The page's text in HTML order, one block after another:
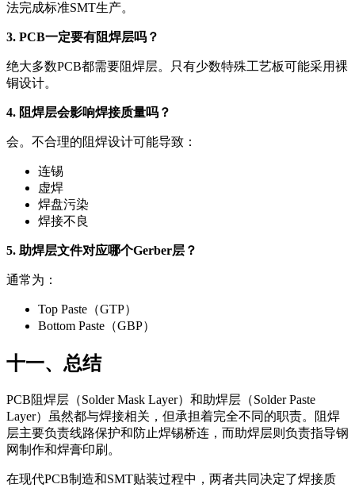
法完成标准SMT生产。
3. PCB一定要有阻焊层吗？
绝大多数PCB都需要阻焊层。只有少数特殊工艺板可能采用裸
铜设计。
4. 阻焊层会影响焊接质量吗？
会。不合理的阻焊设计可能导致：
连锡
虚焊
焊盘污染
焊接不良
5. 助焊层文件对应哪个Gerber层？
通常为：
Top Paste（GTP）
Bottom Paste（GBP）
十一、总结
PCB阻焊层（Solder Mask Layer）和助焊层（Solder Paste
Layer）虽然都与焊接相关，但承担着完全不同的职责。阻焊
层主要负责线路保护和防止焊锡桥连，而助焊层则负责指导钢
网制作和焊膏印刷。
在现代PCB制造和SMT贴装过程中，两者共同决定了焊接质